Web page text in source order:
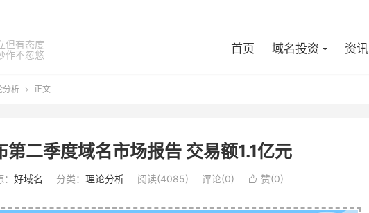
但有态度
作不忽悠
首页 域名投资 资讯
分析  正文
第二季度域名市场报告 交易额1.1亿元
好域名 分类： 理论分析 阅读(4085) 评论(0)  赞(0)